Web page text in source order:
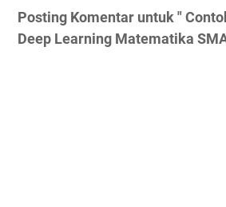
Posting Komentar untuk "
Deep Learning Matematika